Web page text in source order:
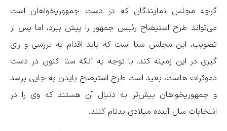
گرچه مجلس نمایندگان که در دست جمهوریخواهان است
می‌تواند طرح استیضاح رئیس جمهور را پیش ببرد، اما پس از
تصویب، این مجلس سنا است که باید اقدام به بررسی و رای
گیری در این زمینه کند. با توجه به آنکه سنا اکنون در دست
دموکرات هاست، بعید است طرح استیضاح بایدن به جایی برسد
و جمهوریخواهان بیش‌تر به دنبال آن هستند که وی را در
انتخابات سال آینده میلادی بدنام کنند.